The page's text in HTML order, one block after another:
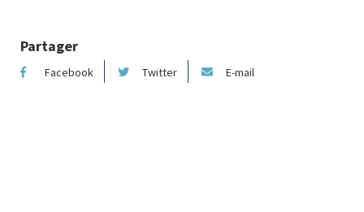
Partager
Facebook Twitter E-mail